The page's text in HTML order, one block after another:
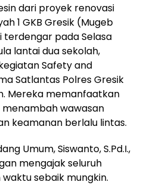
dari proyek renovasi
1 GKB Gresik (Mugeb
terdengar pada Selasa
lantai dua sekolah,
Safety and
Satlantas Polres Gresik
Mereka memanfaatkan
wawasan
keamanan berlalu lintas.
Umum, Siswanto, S.Pd.I.,
mengajak seluruh
sebaik mungkin.